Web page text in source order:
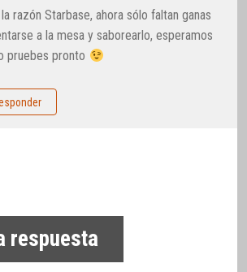
razón Starbase, ahora sólo faltan ganas
a la mesa y saborearlo, esperamos
pruebes pronto
respuesta